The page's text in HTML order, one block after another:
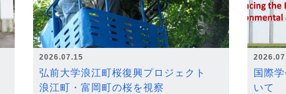
2026.07.15
弘前大学浪江町桜復興プロジェクト
浪江町・富岡町の桜を視察
国際
いて